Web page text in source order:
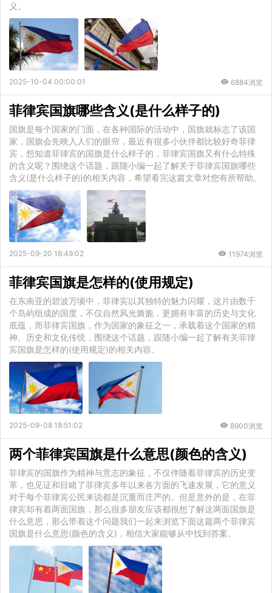
义。
2025-10-04 00:00:01 6884浏览
菲律宾国旗哪些含义(是什么样子的)
国旗是每个国家的门面，在各种国际的活动中，国旗就标志了该国
家，国旗会先映入人们的眼帘，最近有很多小伙伴都比较好奇菲律
宾，想知道菲律宾的国旗是什么样子的，菲律宾国旗又有什么特殊
的含义呢？围绕这个话题，跟随小编一起了解关于菲律宾国旗哪些
含义(是什么样子的)的相关内容，希望看完这篇文章对您有所帮助。
2025-09-20 18:49:02 11974浏览
菲律宾国旗是怎样的(使用规定)
在东南亚的碧波万顷中，菲律宾以其独特的魅力闪耀，这片由数千
个岛屿组成的国度，不仅自然风光旖旎，更拥有丰富的历史与文化
底蕴，而菲律宾国旗，作为国家的象征之一，承载着这个国家的精
神、历史和文化传统，围绕这个话题，跟随小编一起了解有关菲律
宾国旗是怎样的(使用规定)的相关内容。
2025-09-08 18:51:02 8900浏览
两个菲律宾国旗是什么意思(颜色的含义)
菲律宾的国旗作为精神与意志的象征，不仅伴随着菲律宾的历史变
革，也见证和目睹了菲律宾多年以来各方面的飞速发展，它的意义
对于每个菲律宾公民来说都是沉重而庄严的。但是意外的是，在菲
律宾却有着两面国旗，那么很多朋友应该都很想了解这两面国旗是
什么意思，那么带着这个问题我们一起来浏览下面这篇两个菲律宾
国旗是什么意思(颜色的含义)，相信大家能够从中找到答案。